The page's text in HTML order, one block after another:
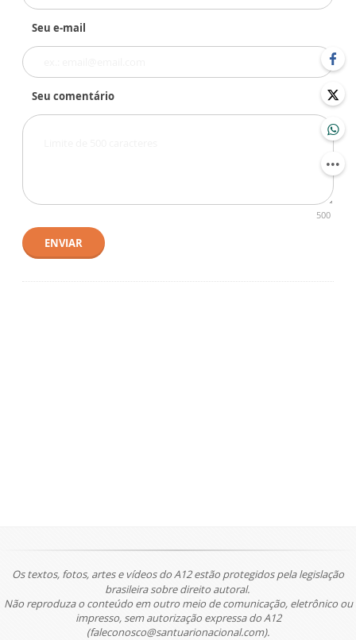
Seu e-mail
Seu comentário
500
ENVIAR
Os textos, fotos, artes e vídeos do A12 estão protegidos pela legislação
brasileira sobre direito autoral.
Não reproduza o conteúdo em outro meio de comunicação, eletrônico ou
impresso, sem autorização expressa do A12
(faleconosco@santuarionacional.com).